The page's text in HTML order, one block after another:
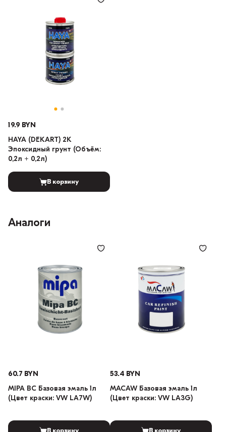
19.9 BYN
HAYA (DEKART) 2K
Эпоксидный грунт (Объём:
0,2л + 0,2л)
В корзину
Аналоги
60.7 BYN
MIPA BC Базовая эмаль 1л
(Цвет краски: VW LA7W)
В корзину
53.4 BYN
MACAW Базовая эмаль 1л
(Цвет краски: VW LA3G)
В корзину